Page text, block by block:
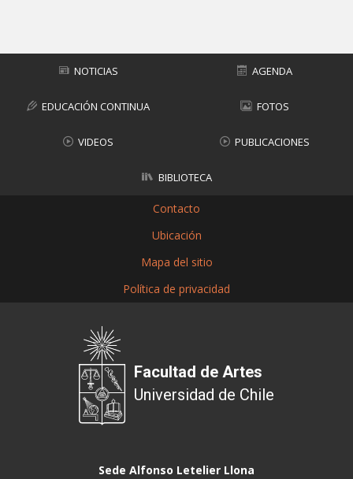
NOTICIAS AGENDA
EDUCACIÓN CONTINUA FOTOS
VIDEOS PUBLICACIONES
BIBLIOTECA
Contacto
Ubicación
Mapa del sitio
Política de privacidad
Facultad de Artes
Universidad de Chile
Sede Alfonso Letelier Llona